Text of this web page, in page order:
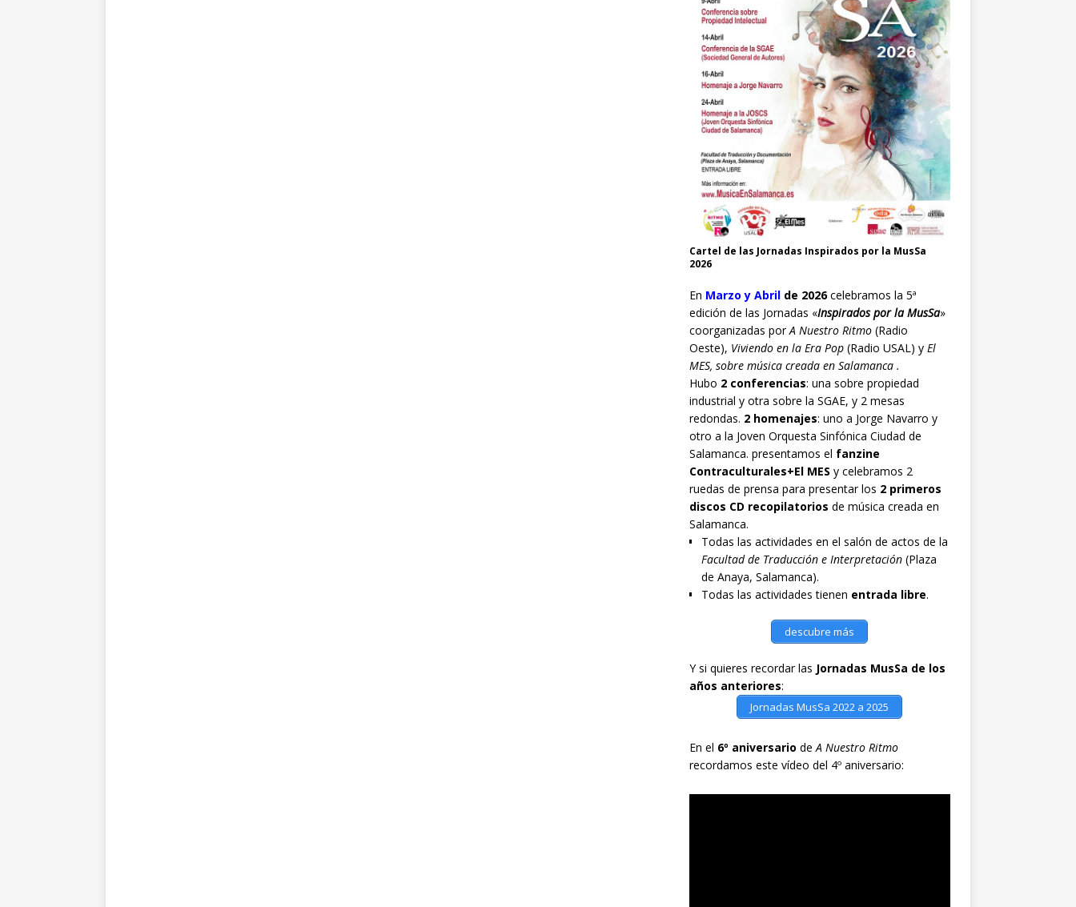
Cartel de las Jornadas Inspirados por la MusSa
2026
En Marzo y Abril de 2026celebramos la 5ª
edición de las Jornadas «Inspirados por la MusSa»
coorganizadas porA Nuestro Ritmo(Radio
Oeste), Viviendo en la Era Pop(Radio USAL) y El
MES, sobre música creada en Salamanca .
Hubo 2 conferencias: una sobre propiedad
industrial y otra sobre la SGAE, y 2 mesas
redondas. 2 homenajes: uno a Jorge Navarro y
otro a la Joven Orquesta Sinfónica Ciudad de
Salamanca. presentamos el fanzine
Contraculturales+El MES y celebramos 2
ruedas de prensa para presentar los 2 primeros
discos CD recopilatorios de música creada en
Salamanca.
Todas las actividades en el salón de actos de la
Facultad de Traducción e Interpretación(Plaza
de Anaya, Salamanca).
Todas las actividades tienen entrada libre.
descubre más
Y si quieres recordar las Jornadas MusSa de los
años anteriores:
Jornadas MusSa 2022 a 2025
En el 6º aniversario deA Nuestro Ritmo
recordamos este vídeo del 4º aniversario: